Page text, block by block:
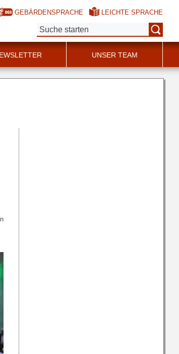
GEBÄRDENSPRACHE
LEICHTE SPRACHE
Suche:
UNSER TEAM